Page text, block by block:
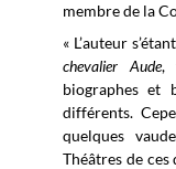
membre de la
« L’auteur
chevalier Aude,
biographes et
différents.
quelques
Théâtres de ces